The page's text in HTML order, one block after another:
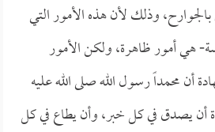
وذلك لأن هذه الأمور التي
هي أمور ظاهرة، ولكن الأمور
أن محمداً رسول الله صلى الله عليه
أن يصدق في كل خبر، وأن يطاع في كل